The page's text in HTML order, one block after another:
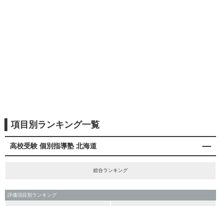
項目別ランキング一覧
高校受験 個別指導塾 北海道
総合ランキング
評価項目別ランキング